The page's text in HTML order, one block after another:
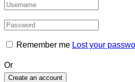
Remember me Lost your
Or
Create an account